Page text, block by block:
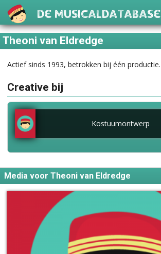
De Musicaldatabase
Theoni van Eldredge
Actief sinds 1993, betrokken bij één productie.
Creative bij
Kostuumontwerp
Media voor Theoni van Eldredge